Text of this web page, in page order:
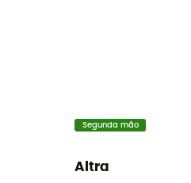
Segunda mão
Altra